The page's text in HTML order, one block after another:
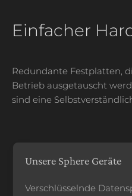
Einfacher
Redundante Festplatten,
Betrieb ausgetauscht
sind eine
Unsere Sphere Geräte
Verschlüsselnde